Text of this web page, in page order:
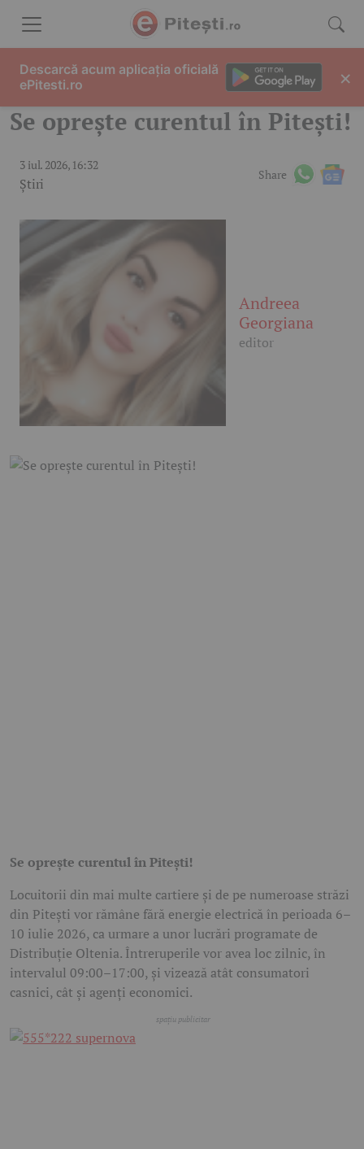
Se oprește curentul în Pitești!
3 iul. 2026, 16:32
Știri
Share
Andreea
Georgiana
editor
Se oprește curentul în Pitești!
Locuitorii din mai multe cartiere și de pe numeroase străzi
din Pitești vor rămâne fără energie electrică în perioada 6–
10 iulie 2026, ca urmare a unor lucrări programate de
Distribuție Oltenia. Întreruperile vor avea loc zilnic, în
intervalul 09:00–17:00, și vizează atât consumatori
casnici, cât și agenți economici.
Descarcă acum aplicația oficială
ePitesti.ro
×